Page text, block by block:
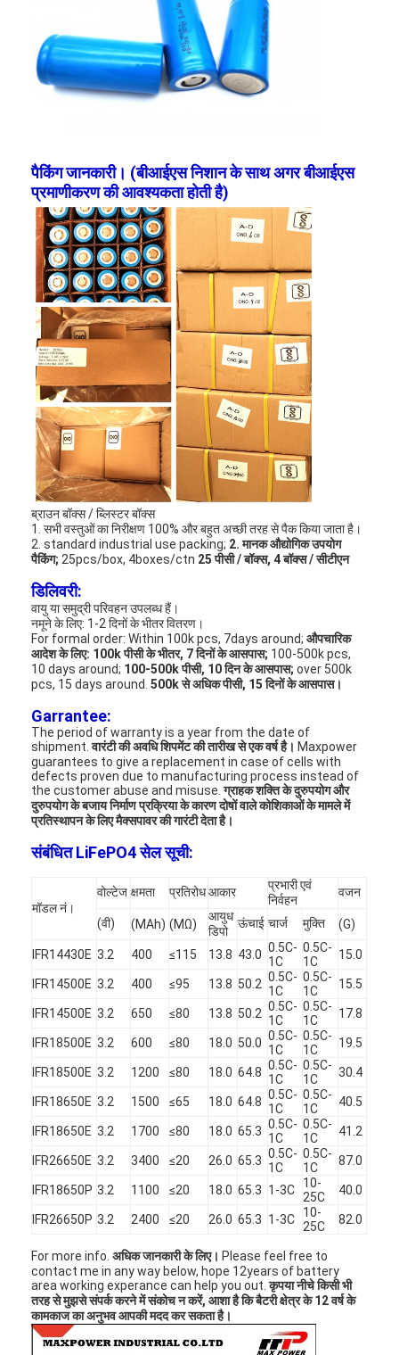
गुणवत्ता नियंत्रण
संपर्क करें
अब बात करो
लिथियम LiFePO4 बैटरी
लिथियम आयन रिचार्जेबल बैटरी
लिथियम पॉलिमर बैटरी
ऊर्जा भंडारण बैटरी
एच बैटरी
एनआईसीडी रिचार्जेबल बैटरी
एलसीडी बैटरी चार्जर
निम बैटरी पैक
निक बैटरी पैक
लिथियम आयन बैटरी पैक
रिचार्जेबल फ्लैशलाइट बैटरी
आपातकालीन प्रकाश बैटरी
ली Mno2 बैटरी
ली Socl2 बैटरी
प्राथमिक लिथियम बैटरी
हाइब्रिड कार बैटरी
पैकिंग जानकारी। (बीआईएस निशान के साथ अगर बीआईएस
प्रमाणीकरण की आवश्यकता होती है)
ब्राउन बॉक्स / ब्लिस्टर बॉक्स
1. सभी वस्तुओं का निरीक्षण 100% और बहुत अच्छी तरह से पैक किया जाता है।
2. standard industrial use packing; 2. मानक औद्योगिक उपयोग
पैकिंग; 25pcs/box, 4boxes/ctn 25 पीसी / बॉक्स, 4 बॉक्स / सीटीएन
डिलिवरी:
वायु या समुद्री परिवहन उपलब्ध हैं।
नमूने के लिए: 1-2 दिनों के भीतर वितरण।
For formal order: Within 100k pcs, 7days around; औपचारिक
आदेश के लिए: 100k पीसी के भीतर, 7 दिनों के आसपास; 100-500k pcs,
10 days around; 100-500k पीसी, 10 दिन के आसपास; over 500k
pcs, 15 days around. 500k से अधिक पीसी, 15 दिनों के आसपास।
Garrantee:
The period of warranty is a year from the date of
shipment. वारंटी की अवधि शिपमेंट की तारीख से एक वर्ष है। Maxpower
guarantees to give a replacement in case of cells with
defects proven due to manufacturing process instead of
the customer abuse and misuse. ग्राहक शक्ति के दुरुपयोग और
दुरुपयोग के बजाय निर्माण प्रक्रिया के कारण दोषों वाले कोशिकाओं के मामले में
प्रतिस्थापन के लिए मैक्सपावर की गारंटी देता है।
संबंधित LiFePO4 सेल सूची:
मॉडल नं।
वोल्टेज क्षमता प्रतिरोधआकार
प्रभारी एवं
निर्वहन
वजन
(वी) (MAh) (MΩ)
आयुध
डिपो
ऊंचाई चार्ज मुक्ति (G)
IFR14430E 3.2 400 ≤115 13.8 43.0 0.5C-
1C
0.5C-
1C
15.0
IFR14500E 3.2 400 ≤95 13.8 50.2 0.5C-
1C
0.5C-
1C
15.5
IFR14500E 3.2 650 ≤80 13.8 50.2 0.5C-
1C
0.5C-
1C
17.8
IFR18500E 3.2 600 ≤80 18.0 50.0 0.5C-
1C
0.5C-
1C
19.5
IFR18500E 3.2 1200 ≤80 18.0 64.8 0.5C-
1C
0.5C-
1C
30.4
IFR18650E 3.2 1500 ≤65 18.0 64.8 0.5C-
1C
0.5C-
1C
40.5
IFR18650E 3.2 1700 ≤80 18.0 65.3 0.5C-
1C
0.5C-
1C
41.2
IFR26650E 3.2 3400 ≤20 26.0 65.3 0.5C-
1C
0.5C-
1C
87.0
IFR18650P 3.2 1100 ≤20 18.0 65.3 1-3C
10-
25C
40.0
IFR26650P 3.2 2400 ≤20 26.0 65.3 1-3C
10-
25C
82.0
For more info. अधिक जानकारी के लिए। Please feel free to
contact me in any way below, hope 12years of battery
area working experance can help you out. कृपया नीचे किसी भी
तरह से मुझसे संपर्क करने में संकोच न करें, आशा है कि बैटरी क्षेत्र के 12 वर्ष के
कामकाज का अनुभव आपकी मदद कर सकता है।